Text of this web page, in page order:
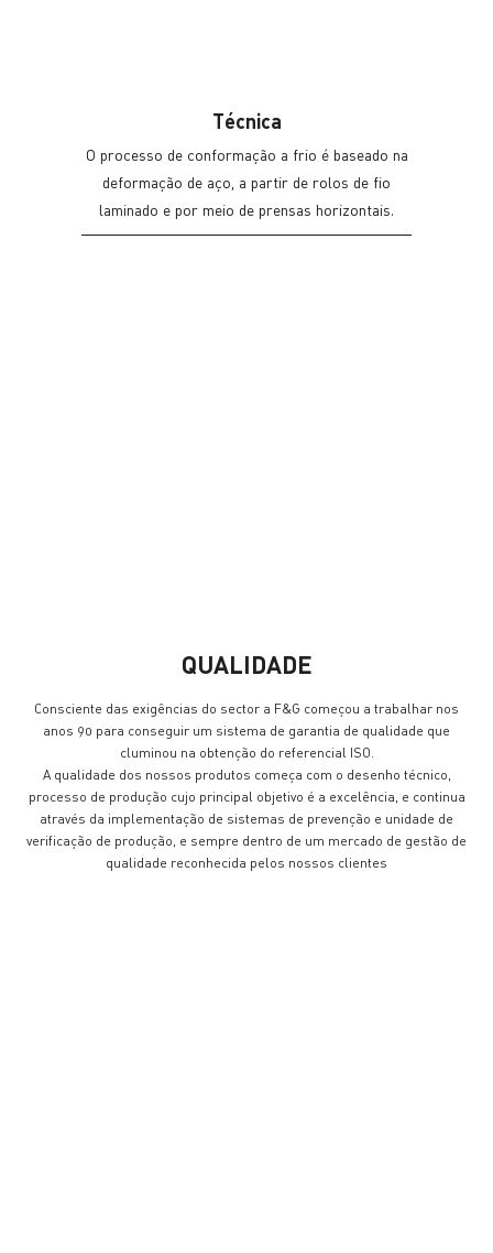
Técnica
O processo de conformação a frio é baseado na
deformação de aço, a partir de rolos de fio
laminado e por meio de prensas horizontais.
Dispomos de prensas horizontais com 7 estágios
QUALIDADE
Consciente das exigências do sector a F&G começou a trabalhar nos
anos 90 para conseguir um sistema de garantia de qualidade que
cluminou na obtenção do referencial ISO.
A qualidade dos nossos produtos começa com o desenho técnico,
processo de produção cujo principal objetivo é a excelência, e continua
através da implementação de sistemas de prevenção e unidade de
verificação de produção, e sempre dentro de um mercado de gestão de
qualidade reconhecida pelos nossos clientes